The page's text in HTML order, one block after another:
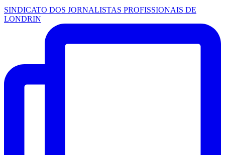
SINDICATO DOS JORNALISTAS PROFISSIONAIS DE
LONDRIN